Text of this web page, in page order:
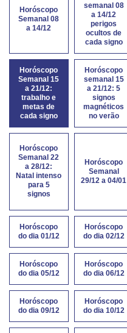
Horóscopo
Semanal 08
a 14/12
semanal 08
a 14/12
perigos
ocultos de
cada signo
Horóscopo
Semanal 15
a 21/12:
trabalho e
metas de
cada signo
Horóscopo
semanal 15
a 21/12: 5
signos
magnéticos
no verão
Horóscopo
Semanal 22
a 28/12:
Natal intenso
para 5
signos
Horóscopo
Semanal
29/12 a 04/01
Horóscopo
do dia 01/12
Horóscopo
do dia 02/12
Horóscopo
do dia 05/12
Horóscopo
do dia 06/12
Horóscopo
do dia 09/12
Horóscopo
do dia 10/12